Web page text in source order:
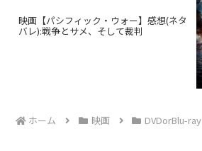
映画【パシフィック・ウォー】感想(ネタ
バレ):戦争とサメ、そして裁判
ホーム 映画 DVDorBlu-ray